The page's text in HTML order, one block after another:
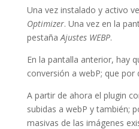
Una vez instalado y activo
Optimizer. Una vez en la
pestañaAjustes WEBP.
En la pantalla anterior, hay
conversión a webP; que
A partir de ahora el plugin
subidas a webP y también;
masivas de las imágenes